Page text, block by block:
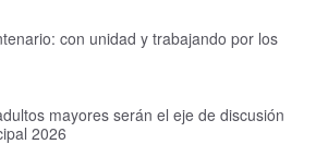
con unidad y trabajando por los
mayores serán el eje de discusión
2026